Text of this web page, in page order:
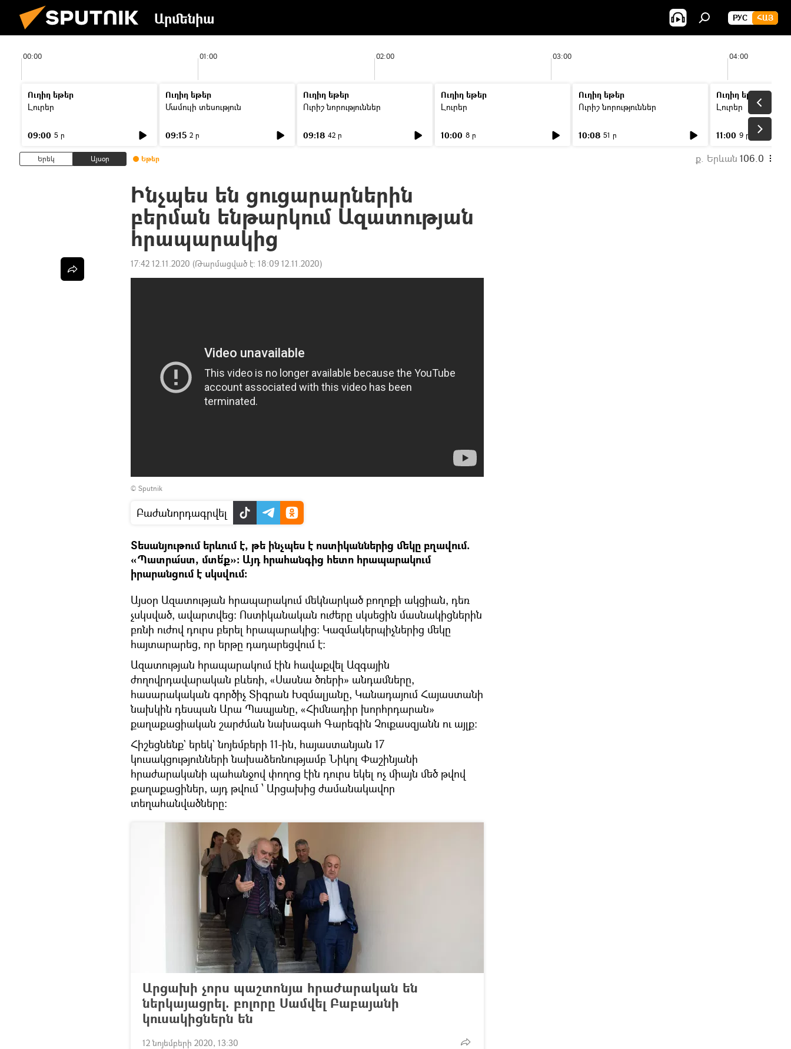
Արմենիա РУС ՀԱՅ
00:00 01:00 02:00 03:00 04:00
Ուղիղ եթեր
Լուրեր
09:00 5 ր
Ուղիղ եթեր
Մամուլի տեսություն
09:15 2 ր
Ուղիղ եթեր
Ուրիշ նորություններ
09:18 42 ր
Ուղիղ եթեր
Լուրեր
10:00 8 ր
Ուղիղ եթեր
Ուրիշ նորություններ
10:08 51 ր
Ուղիղ եթեր
Լուրեր
11:00 9 ր
Երեկ Այսօր Եթեր ք. Երևան 106.0
Ինչպես են ցուցարարներին
բերման ենթարկում Ազատության
հրապարակից
17:42 12.11.2020 (Թարմացված է: 18:09 12.11.2020)
© Sputnik
Բաժանորդագրվել
Տեսանյութում երևում է, թե ինչպես է ոստիկաններից մեկը բղավում.
«Պատրա՜ստ, մտե՛ք»։ Այդ հրահանգից հետո հրապարակում
իրարանցում է սկսվում։
Այսօր Ազատության հրապարակում մեկնարկած բողոքի ակցիան, դեռ
չսկսված, ավարտվեց։ Ոստիկանական ուժերը սկսեցին մասնակիցներին
բռնի ուժով դուրս բերել հրապարակից։ Կազմակերպիչներից մեկը
հայտարարեց, որ երթը դադարեցվում է։
Ազատության հրապարակում էին հավաքվել Ազգային
ժողովրդավարական բևեռի, «Սասնա ծռերի» անդամները,
հասարակական գործիչ Տիգրան Խզմալյանը, Կանադայում Հայաստանի
նախկին դեսպան Արա Պապյանը, «Հիմնադիր խորհրդարան»
քաղաքացիական շարժման նախագահ Գարեգին Չուքասզյանն ու այլք։
Հիշեցնենք` երեկ` նոյեմբերի 11-ին, հայաստանյան 17
կուսակցությունների նախաձեռնությամբ Նիկոլ Փաշինյանի
հրաժարականի պահանջով փողոց էին դուրս եկել ոչ միայն մեծ թվով
քաղաքացիներ, այդ թվում ՝ Արցախից ժամանակավոր
տեղահանվածները։
Արցախի չորս պաշտոնյա հրաժարական են
ներկայացրել. բոլորը Սամվել Բաբայանի
կուսակիցներն են
12 նոյեմբերի 2020, 13:30